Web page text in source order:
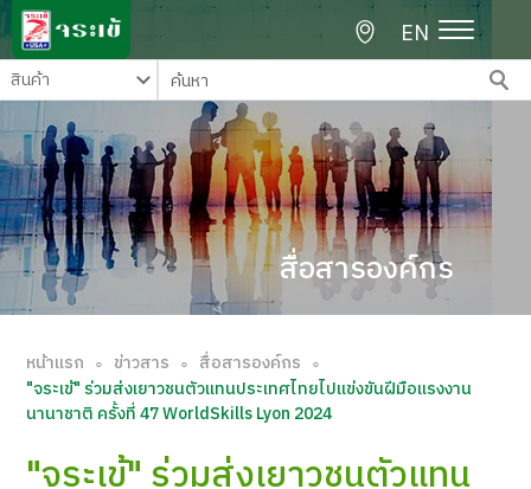
EN
สื่อสารองค์กร
หน้าแรก ∘ ข่าวสาร ∘ สื่อสารองค์กร ∘
"จระเข้" ร่วมส่งเยาวชนตัวแทนประเทศไทยไปแข่งขันฝีมือแรงงาน
นานาชาติ ครั้งที่ 47 WorldSkills Lyon 2024
"จระเข้" ร่วมส่งเยาวชนตัวแทน